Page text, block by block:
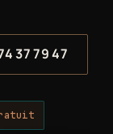
37 79 47